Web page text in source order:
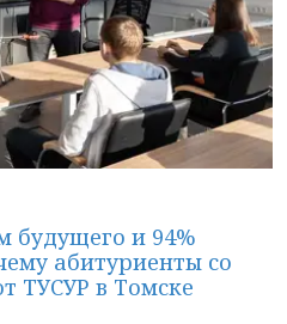
будущего и 94%
абитуриенты со
ТУСУР в Томске